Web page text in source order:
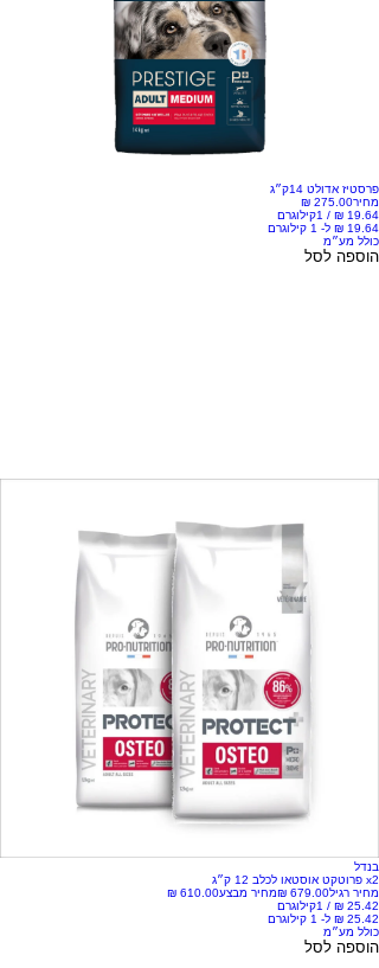
פרסטיז אדולט 14ק״ג
מחיר
/ 1קילוגרם
כולל מע״מ
הוספה לסל
בנדל
x2 פרוטקט אוסטאו לכלב 12 ק״ג
מחיר רגיל
מחיר מבצע
/ 1קילוגרם
כולל מע״מ
הוספה לסל